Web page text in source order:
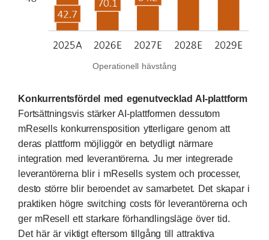
Operationell hävstång
Konkurrentsfördel med egenutvecklad AI-plattform
Fortsättningsvis stärker AI-plattformen dessutom
mResells konkurrensposition ytterligare genom att
deras plattform möjliggör en betydligt närmare
integration med leverantörerna. Ju mer integrerade
leverantörerna blir i mResells system och processer,
desto större blir beroendet av samarbetet. Det skapar i
praktiken högre switching costs för leverantörerna och
ger mResell ett starkare förhandlingsläge över tid.
Det här är viktigt eftersom tillgång till attraktiva